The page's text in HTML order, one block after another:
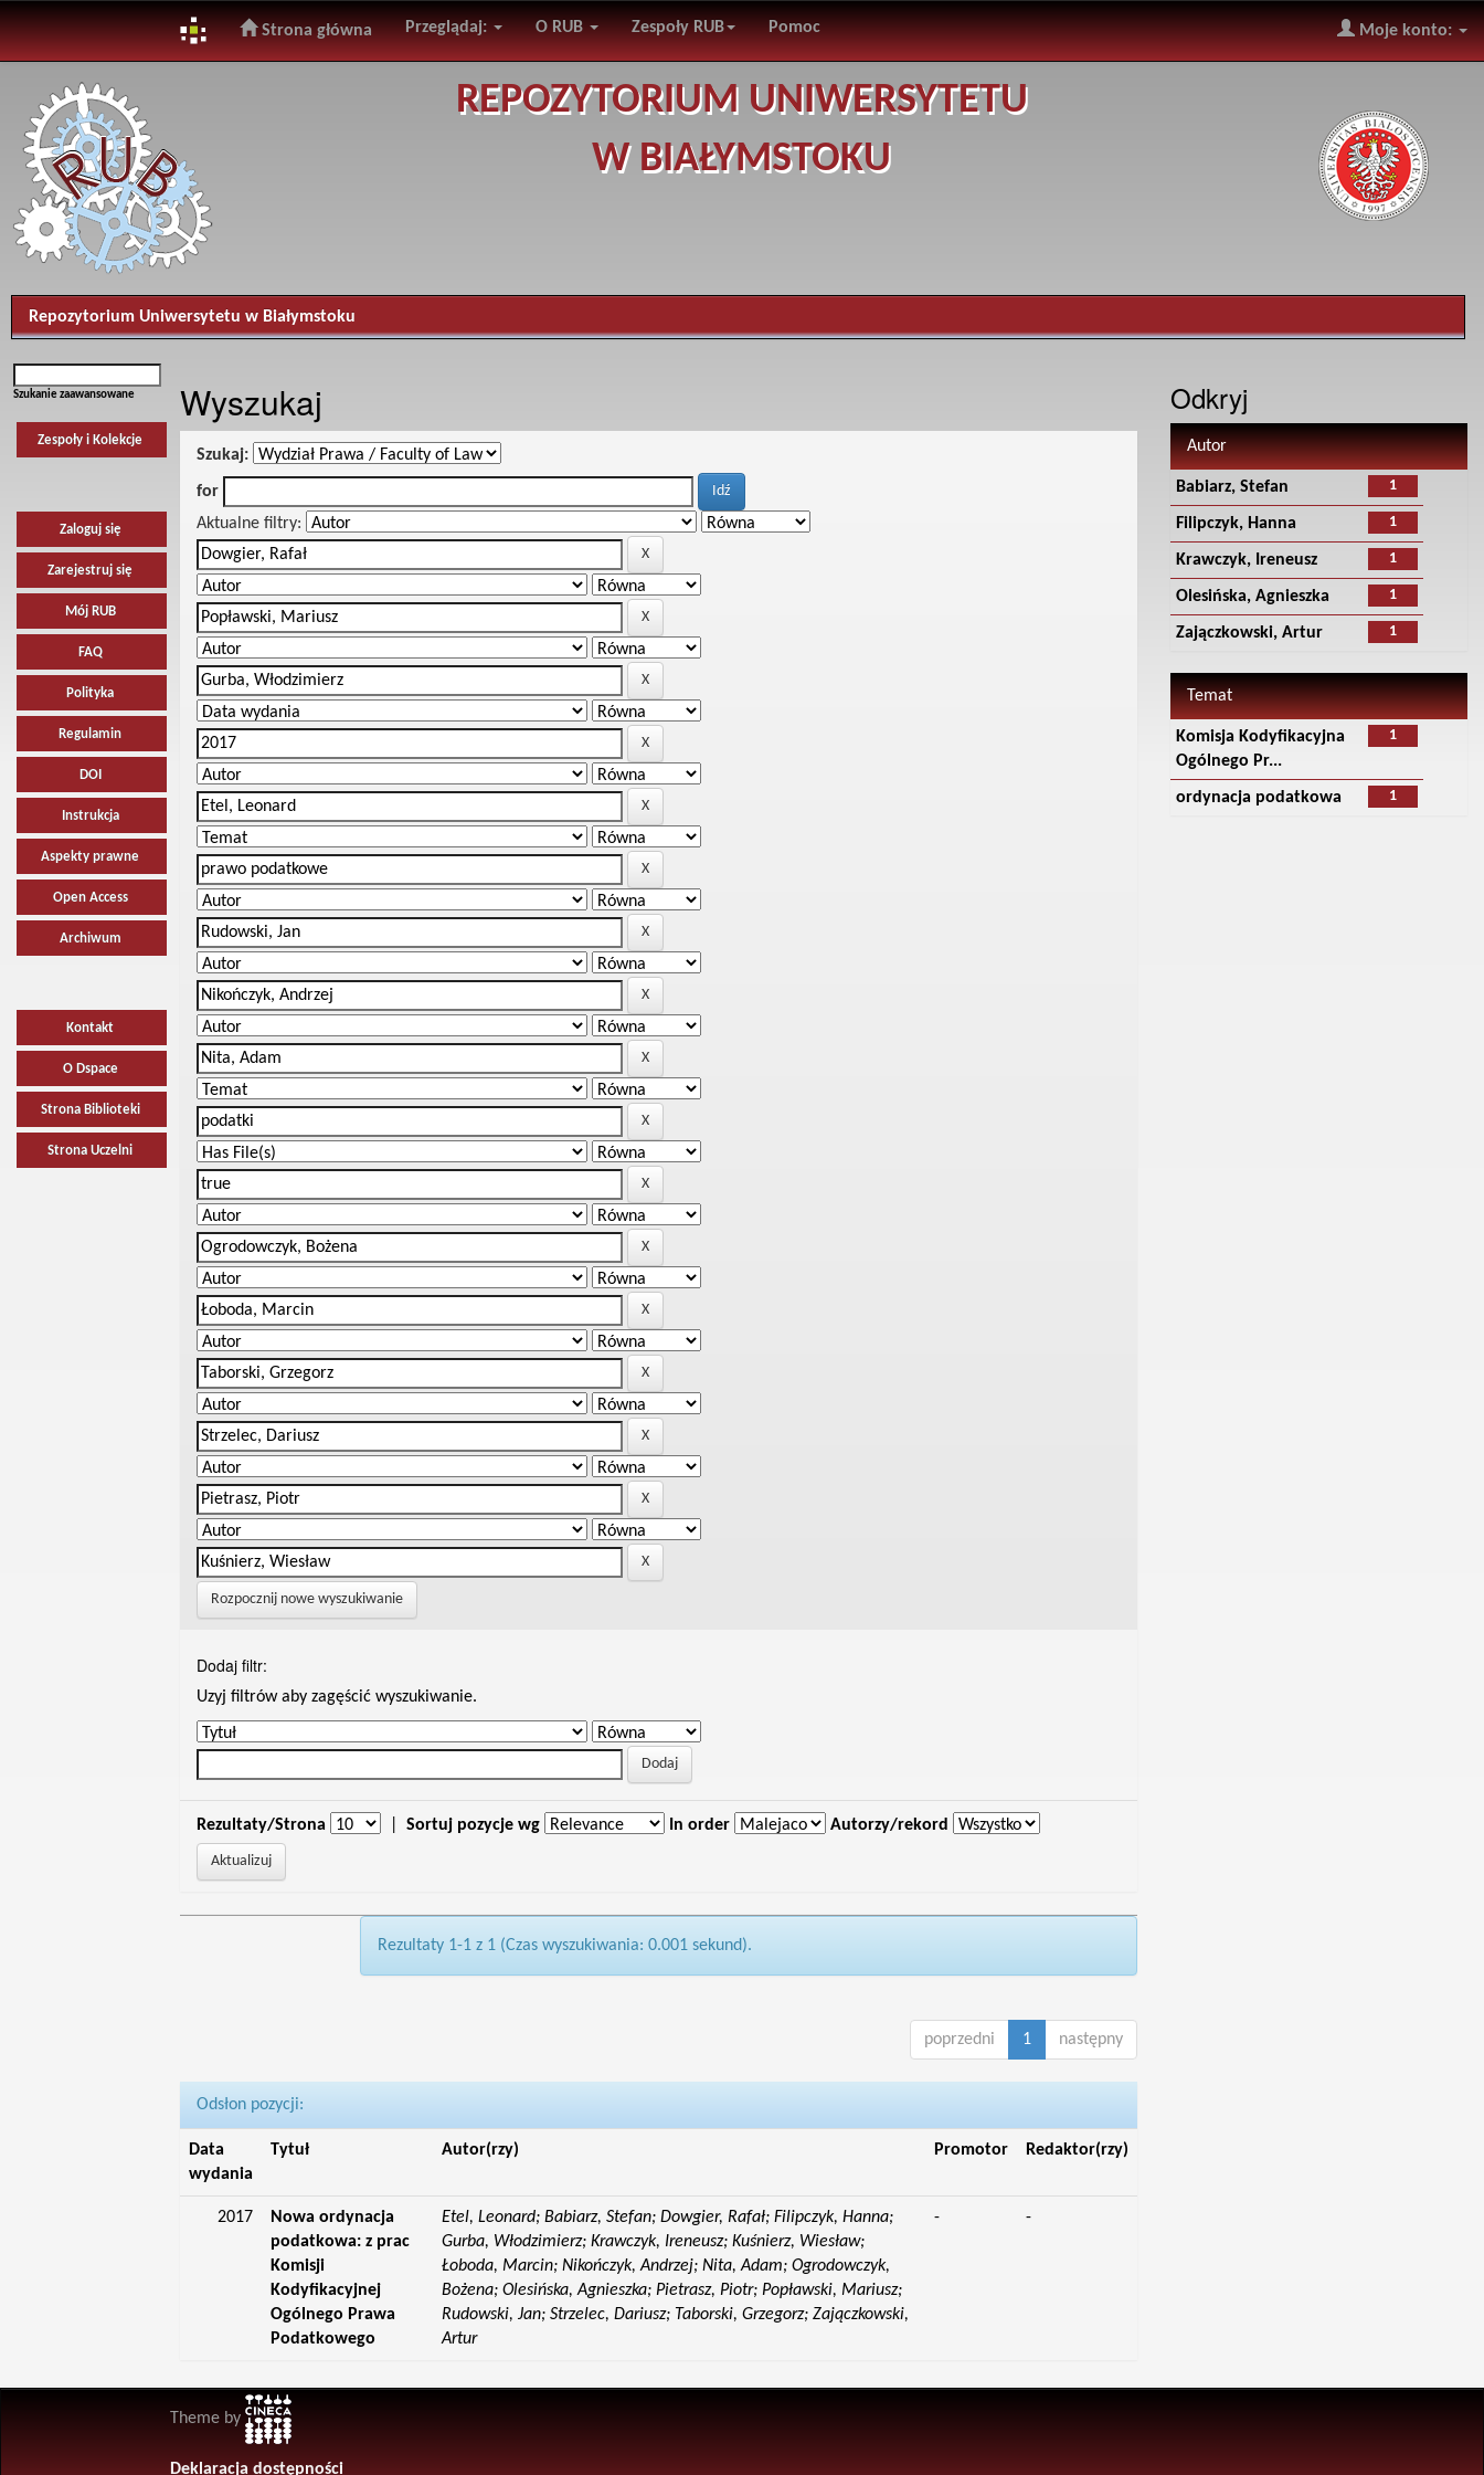
navigation
Strona główna Przeglądaj: O RUB Zespoły RUB Pomoc Moje konto:
REPOZYTORIUM UNIWERSYTETU
W BIAŁYMSTOKU
Repozytorium Uniwersytetu w Białymstoku
Szukanie zaawansowane
Zespoły i Kolekcje
Zaloguj się
Zarejestruj się
Mój RUB
FAQ
Polityka
Regulamin
DOI
Instrukcja
Aspekty prawne
Open Access
Archiwum
Kontakt
O Dspace
Strona Biblioteki
Strona Uczelni
Wyszukaj
Szukaj:
for
Aktualne filtry:
Rozpocznij nowe wyszukiwanie
Dodaj filtr:
Uzyj filtrów aby zagęścić wyszukiwanie.
Rezultaty/Strona Sortuj pozycje wg In order Autorzy/rekord
Rezultaty 1-1 z 1 (Czas wyszukiwania: 0.001 sekund).
poprzedni 1 następny
Odsłon pozycji:
Data
wydania
Tytuł Autor(rzy) Promotor Redaktor(rzy)
2017
Nowa ordynacja
podatkowa: z prac
Komisji
Kodyfikacyjnej
Ogólnego Prawa
Podatkowego
Etel, Leonard; Babiarz, Stefan; Dowgier, Rafał; Filipczyk, Hanna;
Gurba, Włodzimierz; Krawczyk, Ireneusz; Kuśnierz, Wiesław;
Łoboda, Marcin; Nikończyk, Andrzej; Nita, Adam; Ogrodowczyk,
Bożena; Olesińska, Agnieszka; Pietrasz, Piotr; Popławski, Mariusz;
Rudowski, Jan; Strzelec, Dariusz; Taborski, Grzegorz; Zajączkowski,
Artur
- -
Odkryj
Autor
1
Babiarz, Stefan
1
Filipczyk, Hanna
1
Krawczyk, Ireneusz
1
Olesińska, Agnieszka
1
Zajączkowski, Artur
Temat
1
Komisja Kodyfikacyjna
Ogólnego Pr...
1
ordynacja podatkowa
Theme by
Deklaracja dostępności